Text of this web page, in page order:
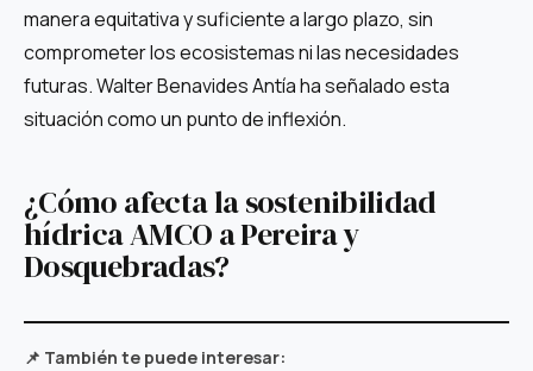
manera equitativa y suficiente a largo plazo, sin
comprometer los ecosistemas ni las necesidades
futuras. Walter Benavides Antía ha señalado esta
situación como un punto de inflexión.
¿Cómo afecta la sostenibilidad
hídrica AMCO a Pereira y
Dosquebradas?
📌 También te puede interesar: